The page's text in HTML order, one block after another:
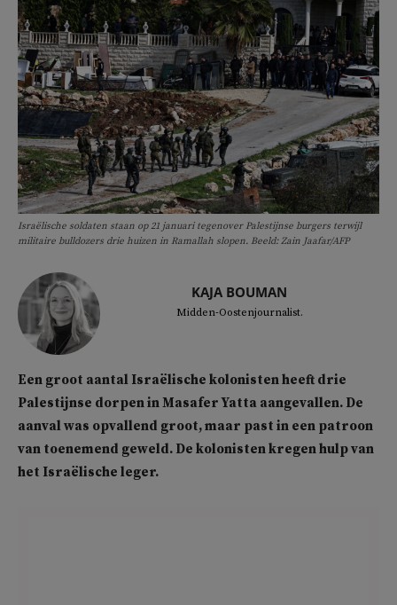
Israëlische soldaten staan op 21 januari tegenover Palestijnse burgers terwijl
militaire bulldozers drie huizen in Ramallah slopen. Beeld: Zain Jaafar/AFP
KAJA BOUMAN
Midden-Oostenjournalist.
Een groot aantal Israëlische kolonisten heeft drie
Palestijnse dorpen in Masafer Yatta aangevallen. De
aanval was opvallend groot, maar past in een patroon
van toenemend geweld. De kolonisten kregen hulp van
het Israëlische leger.